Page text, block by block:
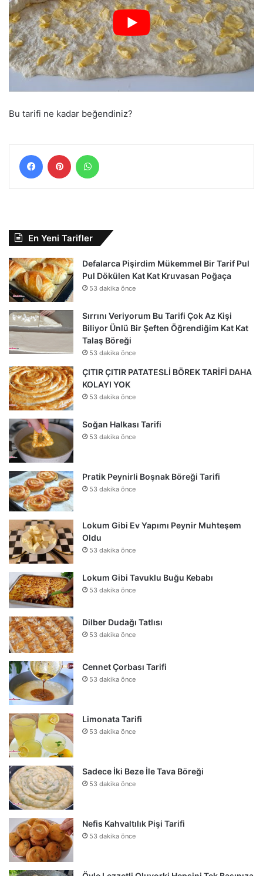
Bu tarifi ne kadar beğendiniz?
FacebookPinterest
En Yeni Tarifler
Defalarca Pişirdim Mükemmel Bir Tarif Pul
Pul Dökülen Kat Kat Kruvasan Poğaça
53 dakika önce
Sırrını Veriyorum Bu Tarifi Çok Az Kişi
Biliyor Ünlü Bir Şeften Öğrendiğim Kat Kat
Talaş Böreği
53 dakika önce
ÇITIR ÇITIR PATATESLİ BÖREK TARİFİ DAHA
KOLAYI YOK
53 dakika önce
Soğan Halkası Tarifi
53 dakika önce
Pratik Peynirli Boşnak Böreği Tarifi
53 dakika önce
Lokum Gibi Ev Yapımı Peynir Muhteşem
Oldu
53 dakika önce
Lokum Gibi Tavuklu Buğu Kebabı
53 dakika önce
Dilber Dudağı Tatlısı
53 dakika önce
Cennet Çorbası Tarifi
53 dakika önce
Limonata Tarifi
53 dakika önce
Sadece İki Beze İle Tava Böreği
53 dakika önce
Nefis Kahvaltılık Pişi Tarifi
53 dakika önce